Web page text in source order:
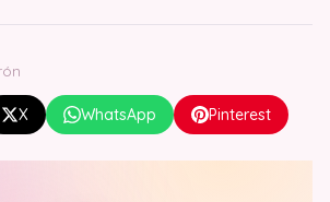
X WhatsApp Pinterest